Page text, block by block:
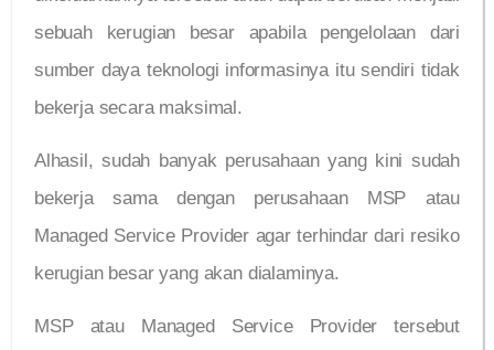
sebuah kerugian besar apabila pengelolaan dari
sumber daya teknologi informasinya itu sendiri tidak
bekerja secara maksimal.
Alhasil, sudah banyak perusahaan yang kini sudah
bekerja sama dengan perusahaan MSP atau
Managed Service Provider agar terhindar dari resiko
kerugian besar yang akan dialaminya.
MSP atau Managed Service Provider tersebut